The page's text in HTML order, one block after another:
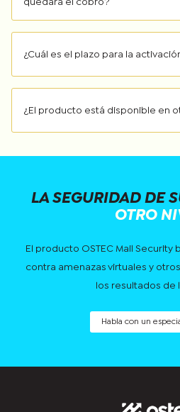
quedará el cobro?
¿Cuál es el plazo para la
¿El producto está disponible en
LA SEGURIDADDE
OTRO
El producto OSTEC Mail
contra amenazas virtuales y
los resultados de
Habla con un